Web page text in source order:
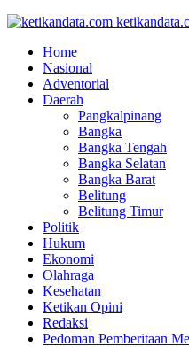
Home
Nasional
Adventorial
Daerah
Pangkalpinang
Bangka
Bangka Tengah
Bangka Selatan
Bangka Barat
Belitung
Belitung Timur
Politik
Hukum
Ekonomi
Olahraga
Kesehatan
Ketikan Opini
Redaksi
Pedoman Pemberitaan